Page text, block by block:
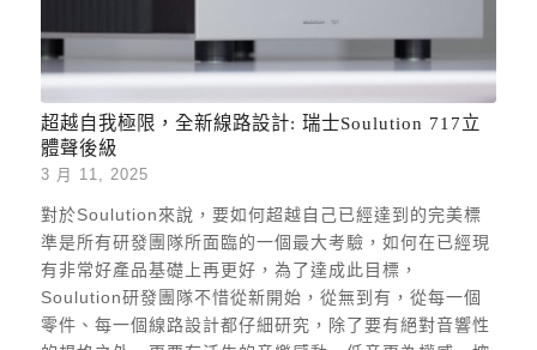
超越自我極限，全新線路設計: 瑞士Soulution 717立
體聲後級
3 月 11, 2025
對於Soulution來說，要如何超越自己已經達到的完美標
準是所有研發團隊所面臨的一個最大考驗，如何在已經現
有非常好產品基礎上再更好，為了達成此目標，
Soulution研發團隊不惜從新開始，從無到有，從每一個
零件、每一個線路設計都仔細研究，除了要有絕對音響性